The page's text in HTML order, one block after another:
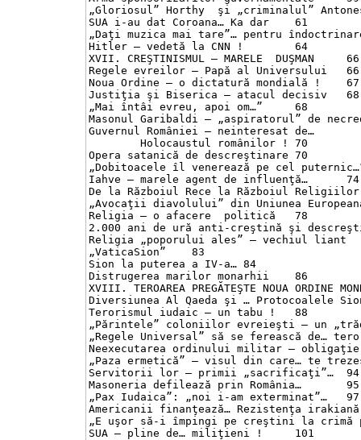
„Gloriosul” Horthy  şi „criminalul”
SUA i-au dat Coroana… Ka dar	61
„Daţi muzica mai tare”… pentru îndoctrinare
Hitler – vedetă la CNN !	64
XVII. CREŞTINISMUL – MARELE  DUŞMAN	66
Regele evreilor – Papă al Universului	66
Noua Ordine – o dictatură mondială !	67
Justiţia şi Biserica – atacul decisiv	68
„Mai întâi evreu, apoi om…”	68
Masonul Garibaldi – „aspiratorul” de
Guvernul României – neinteresat de…
        Holocaustul românilor !	70
Opera satanică de descreştinare	70
„Dobitoacele îl venerează pe cel puternic…”
Iahve – marele agent de influenţă…	74
De la Războiul Rece la Războiul Religiilor	76
„Avocaţii diavolului” din Uniunea Europeană
Religia – o afacere  politică	78
2.000 ani de ură anti-creştină şi
Religia „poporului ales” – vechiul liant	82
„VaticaSion”	83
Sion la puterea a IV-a…	84
Distrugerea marilor monarhii	86
XVIII. TEROAREA PREGĂTEŞTE NOUA ORDINE
Diversiunea Al Qaeda şi … Protocoalele
Terorismul iudaic – un tabu !	88
„Părintele” coloniilor evreieşti – un
„Regele Universal” să se ferească de…
Neexecutarea ordinului militar – obligaţie
„Paza ermetică” – visul din care… te trezeşti
Servitorii lor – primii „sacrificaţi”…	94
Masoneria defilează prin România…	95
„Pax Iudaica”: „noi i-am exterminat”…	97
Americanii finanţează… Rezistenţa irakiană	98
„E uşor să-i împingi pe creştini la crimă
SUA – pline de… miliţieni !	101